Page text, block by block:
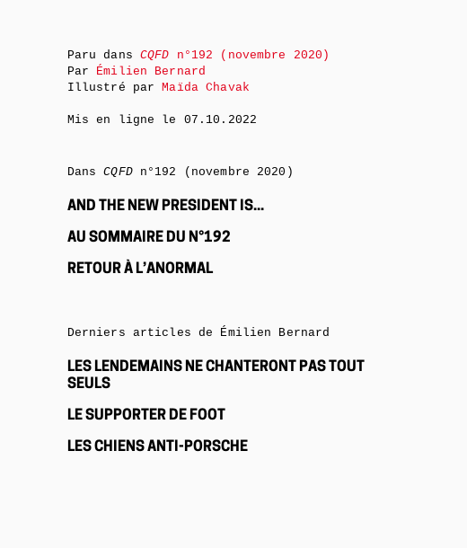
Paru dans CQFD n°192 (novembre 2020)
Par Émilien Bernard
Illustré parMaïda Chavak
Mis en ligne le 07.10.2022
DansCQFDn°192 (novembre 2020)
AND THE NEW PRESIDENT IS...
AU SOMMAIRE DU N°192
RETOUR À L’ANORMAL
Derniers articles de Émilien Bernard
LES LENDEMAINS NE CHANTERONT PAS TOUT
SEULS
LE SUPPORTER DE FOOT
LES CHIENS ANTI-PORSCHE